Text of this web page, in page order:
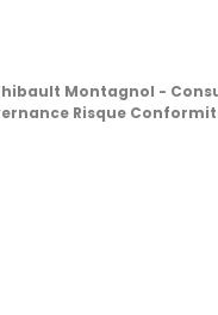
Montagnol -
Risque